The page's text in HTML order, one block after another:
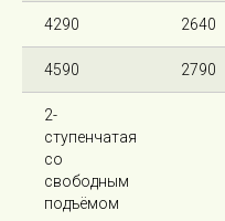
4290 2640
4590 2790
2-
ступенчатая
со
свободным
подъёмом